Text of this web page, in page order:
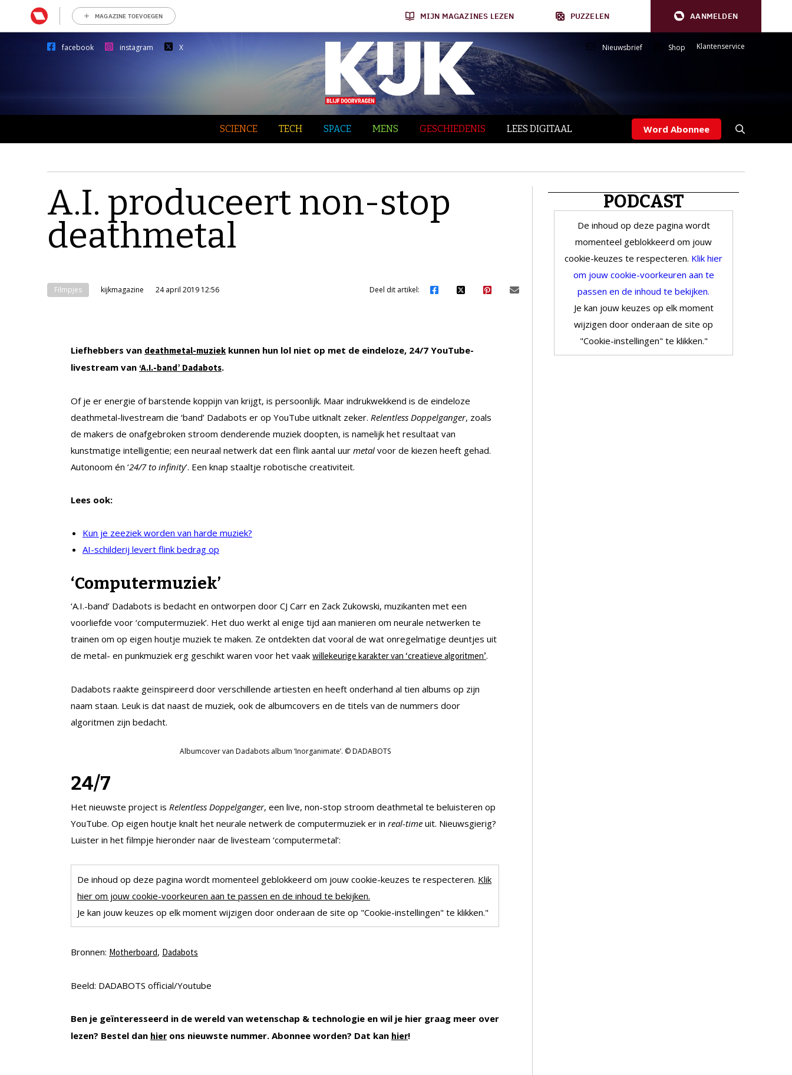
MAGAZINE TOEVOEGEN MIJN MAGAZINES LEZEN PUZZELEN AANMELDEN
facebook instagram X Nieuwsbrief Shop Klantenservice
SCIENCE TECH SPACE MENS GESCHIEDENIS LEES DIGITAAL Word Abonnee
A.I. produceert non-stop
deathmetal
Filmpjes kijkmagazine 24 april 2019 12:56 Deel dit artikel:
Liefhebbers van deathmetal-muziek kunnen hun lol niet op met de eindeloze, 24/7 YouTube-
livestream van ‘A.I.-band’ Dadabots.
Of je er energie of barstende koppijn van krijgt, is persoonlijk. Maar indrukwekkend is de eindeloze
deathmetal-livestream die ‘band’ Dadabots er op YouTube uitknalt zeker. Relentless Doppelganger, zoals
de makers de onafgebroken stroom denderende muziek doopten, is namelijk het resultaat van
kunstmatige intelligentie; een neuraal netwerk dat een flink aantal uur metal voor de kiezen heeft gehad.
Autonoom én ‘24/7 to infinity’. Een knap staaltje robotische creativiteit.
Lees ook:
Kun je zeeziek worden van harde muziek?
AI-schilderij levert flink bedrag op
‘Computermuziek’
‘A.I.-band’ Dadabots is bedacht en ontworpen door CJ Carr en Zack Zukowski, muzikanten met een
voorliefde voor ‘computermuziek’. Het duo werkt al enige tijd aan manieren om neurale netwerken te
trainen om op eigen houtje muziek te maken. Ze ontdekten dat vooral de wat onregelmatige deuntjes uit
de metal- en punkmuziek erg geschikt waren voor het vaak willekeurige karakter van ‘creatieve algoritmen’.
Dadabots raakte geïnspireerd door verschillende artiesten en heeft onderhand al tien albums op zijn
naam staan. Leuk is dat naast de muziek, ook de albumcovers en de titels van de nummers door
algoritmen zijn bedacht.
Albumcover van Dadabots album ‘Inorganimate’. © DADABOTS
24/7
Het nieuwste project is Relentless Doppelganger, een live, non-stop stroom deathmetal te beluisteren op
YouTube. Op eigen houtje knalt het neurale netwerk de computermuziek er in real-time uit. Nieuwsgierig?
Luister in het filmpje hieronder naar de livesteam ‘computermetal’:
De inhoud op deze pagina wordt momenteel geblokkeerd om jouw cookie-keuzes te respecteren. Klik
hier om jouw cookie-voorkeuren aan te passen en de inhoud te bekijken.
Je kan jouw keuzes op elk moment wijzigen door onderaan de site op "Cookie-instellingen" te klikken."
Bronnen: Motherboard, Dadabots
Beeld: DADABOTS official/Youtube
Ben je geïnteresseerd in de wereld van wetenschap & technologie en wil je hier graag meer over
lezen? Bestel dan hier ons nieuwste nummer. Abonnee worden? Dat kan hier!
PODCAST
De inhoud op deze pagina wordt
momenteel geblokkeerd om jouw
cookie-keuzes te respecteren. Klik hier
om jouw cookie-voorkeuren aan te
passen en de inhoud te bekijken.
Je kan jouw keuzes op elk moment
wijzigen door onderaan de site op
"Cookie-instellingen" te klikken."